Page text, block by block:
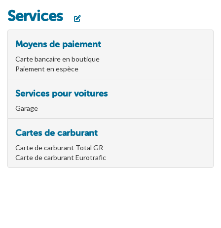
Services
Moyens de paiement
Carte bancaire en boutique
Paiement en espèce
Services pour voitures
Garage
Cartes de carburant
Carte de carburant Total GR
Carte de carburant Eurotrafic